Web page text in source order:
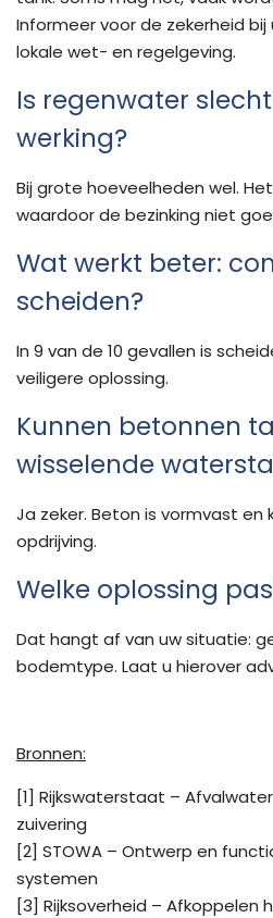
Informeer voor de zekerheid
lokale wet- en regelgeving.
Is regenwater
werking?
Bij grote hoeveelheden wel.
waardoor de bezinking niet
Wat werkt beter:
scheiden?
In 9 van de 10 gevallen is
veiligere oplossing.
Kunnen betonnen
wisselende
Ja zeker. Beton is vormvast en
opdrijving.
Welke oplossing
Dat hangt af van uw situatie:
bodemtype. Laat u hierover
Bronnen:
[1] Rijkswaterstaat –
zuivering
[2] STOWA – Ontwerp en
systemen
[3] Rijksoverheid – Afkoppelen